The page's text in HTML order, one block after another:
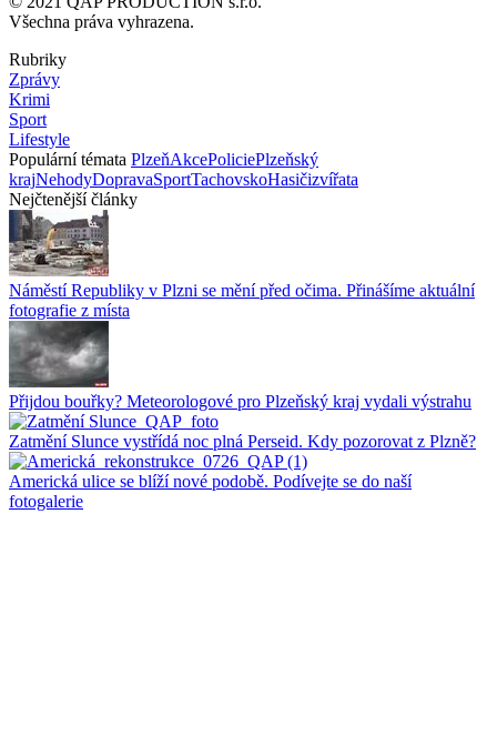
Všechna práva vyhrazena.
Rubriky
Zprávy
Krimi
Sport
Lifestyle
Populární témata PlzeňAkcePoliciePlzeňský
krajNehodyDopravaSportTachovskoHasičizvířata
Nejčtenější články
Náměstí Republiky v Plzni se mění před očima. Přinášíme aktuální
fotografie z místa
Přijdou bouřky? Meteorologové pro Plzeňský kraj vydali výstrahu
Zatmění Slunce vystřídá noc plná Perseid. Kdy pozorovat z Plzně?
Americká ulice se blíží nové podobě. Podívejte se do naší
fotogalerie